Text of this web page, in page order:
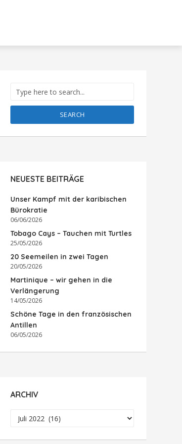
SEARCH
NEUESTE BEITRÄGE
Unser Kampf mit der karibischen
Bürokratie
06/06/2026
Tobago Cays – Tauchen mit Turtles
25/05/2026
20 Seemeilen in zwei Tagen
20/05/2026
Martinique – wir gehen in die
Verlängerung
14/05/2026
Schöne Tage in den französischen
Antillen
06/05/2026
ARCHIV
Archiv